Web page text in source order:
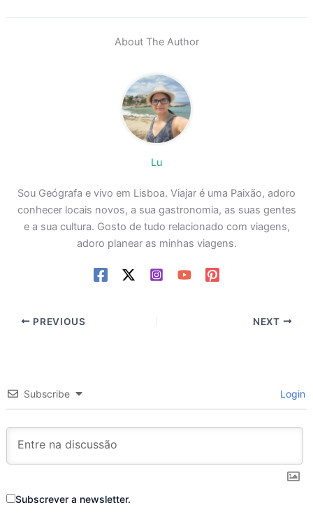
About The Author
Lu
Sou Geógrafa e vivo em Lisboa. Viajar é uma Paixão, adoro
conhecer locais novos, a sua gastronomia, as suas gentes
e a sua cultura. Gosto de tudo relacionado com viagens,
adoro planear as minhas viagens.
PREVIOUS NEXT
Subscribe Login
Subscrever a newsletter.